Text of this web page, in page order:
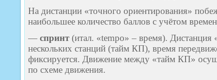
На дистанции «точного ориентирования»
наибольшее количество баллов с учётом
— спринт (итал. «tempo» – время). Дистанция
нескольких станций (тайм КП), время
фиксируется. Движение между «тайм КП»
по схеме движения.